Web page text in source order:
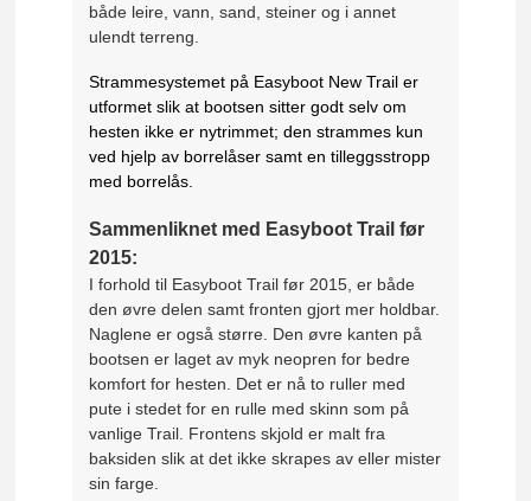
både leire, vann, sand, steiner og i annet
ulendt terreng.
Strammesystemet på Easyboot New Trail er
utformet slik at bootsen sitter godt selv om
hesten ikke er nytrimmet; den strammes kun
ved hjelp av borrelåser samt en tilleggsstropp
med borrelås.
Sammenliknet med Easyboot Trail før
2015:
I forhold til Easyboot Trail før 2015, er både
den øvre delen samt fronten gjort mer holdbar.
Naglene er også større. Den øvre kanten på
bootsen er laget av myk neopren for bedre
komfort for hesten. Det er nå to ruller med
pute i stedet for en rulle med skinn som på
vanlige Trail. Frontens skjold er malt fra
baksiden slik at det ikke skrapes av eller mister
sin farge.